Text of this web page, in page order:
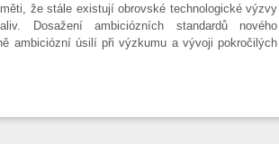
že stále existují obrovské technologické výzvy
Dosažení ambiciózních standardů nového
ambiciózní úsilí při výzkumu a vývoji pokročilých